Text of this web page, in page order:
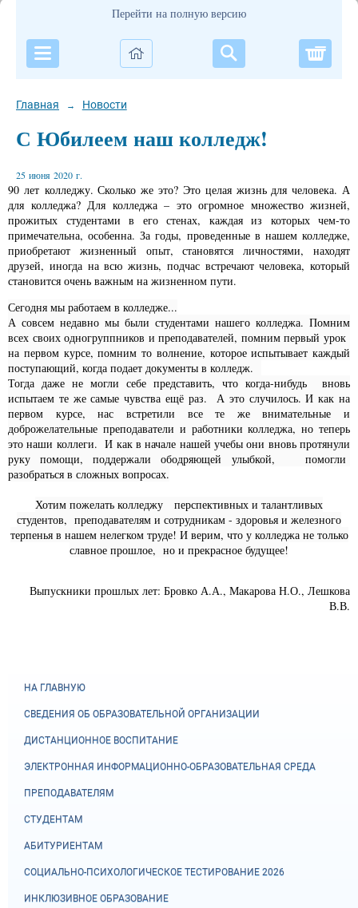
Перейти на полную версию
Главная → Новости
С Юбилеем наш колледж!
25 июня 2020 г.
90 лет колледжу. Сколько же это? Это целая жизнь для человека. А
для колледжа? Для колледжа – это огромное множество жизней,
прожитых студентами в его стенах, каждая из которых чем-то
примечательна, особенна. За годы, проведенные в нашем колледже,
приобретают жизненный опыт, становятся личностями, находят
друзей, иногда на всю жизнь, подчас встречают человека, который
становится очень важным на жизненном пути.
Сегодня мы работаем в колледже...
А совсем недавно мы были студентами нашего колледжа. Помним
всех своих одногруппников и преподавателей, помним первый урок
на первом курсе, помним то волнение, которое испытывает каждый
поступающий, когда подает документы в колледж.
Тогда даже не могли себе представить, что когда-нибудь вновь
испытаем те же самые чувства ещё раз. А это случилось. И как на
первом курсе, нас встретили все те же внимательные и
доброжелательные преподаватели и работники колледжа, но теперь
это наши коллеги. И как в начале нашей учебы они вновь протянули
руку помощи, поддержали ободряющей улыбкой, помогли
разобраться в сложных вопросах.
Хотим пожелать колледжу перспективных и талантливых
студентов, преподавателям и сотрудникам - здоровья и железного
терпенья в нашем нелегком труде! И верим, что у колледжа не только
славное прошлое, но и прекрасное будущее!
Выпускники прошлых лет: Бровко А.А., Макарова Н.О., Лешкова
В.В.
НА ГЛАВНУЮ
СВЕДЕНИЯ ОБ ОБРАЗОВАТЕЛЬНОЙ ОРГАНИЗАЦИИ
ДИСТАНЦИОННОЕ ВОСПИТАНИЕ
ЭЛЕКТРОННАЯ ИНФОРМАЦИОННО-ОБРАЗОВАТЕЛЬНАЯ СРЕДА
ПРЕПОДАВАТЕЛЯМ
СТУДЕНТАМ
АБИТУРИЕНТАМ
СОЦИАЛЬНО-ПСИХОЛОГИЧЕСКОЕ ТЕСТИРОВАНИЕ 2026
ИНКЛЮЗИВНОЕ ОБРАЗОВАНИЕ